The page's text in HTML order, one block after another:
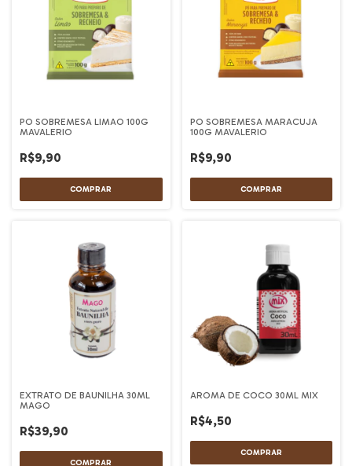
PO SOBREMESA LIMAO 100G
MAVALERIO
R$9,90
PO SOBREMESA MARACUJA
100G MAVALERIO
R$9,90
EXTRATO DE BAUNILHA 30ML
MAGO
R$39,90
AROMA DE COCO 30ML MIX
R$4,50